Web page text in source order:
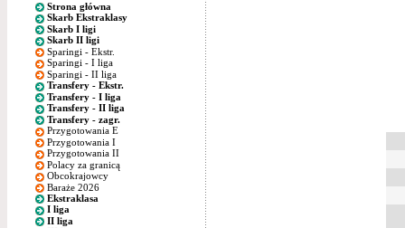
Strona główna
Skarb Ekstraklasy
Skarb I ligi
Skarb II ligi
Sparingi - Ekstr.
Sparingi - I liga
Sparingi - II liga
Transfery - Ekstr.
Transfery - I liga
Transfery - II liga
Transfery - zagr.
Przygotowania E
Przygotowania I
Przygotowania II
Polacy za granicą
Obcokrajowcy
Baraże 2026
Ekstraklasa
I liga
II liga